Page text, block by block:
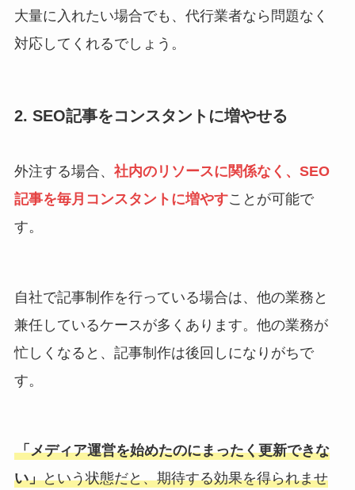
大量に入れたい場合でも、代行業者なら問題なく
対応してくれるでしょう。
2. SEO記事をコンスタントに増やせる
外注する場合、 社内のリソースに関係なく、SEO
記事を毎月コンスタントに増やすことが可能で
す。
自社で記事制作を行っている場合は、他の業務と
兼任しているケースが多くあります。他の業務が
忙しくなると、記事制作は後回しになりがちで
す。
「メディア運営を始めたのにまったく更新できな
い」という状態だと、期待する効果を得られませ